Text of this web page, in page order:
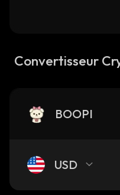
Convertisseur
BOOPI
USD